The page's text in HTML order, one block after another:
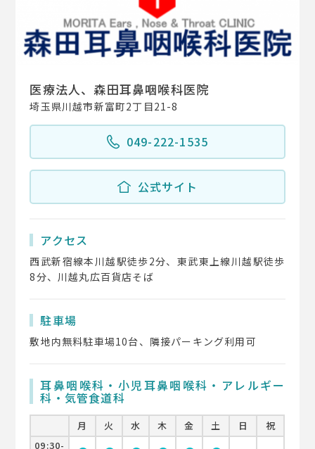
医療法人、森田耳鼻咽喉科医院
埼玉県川越市新富町2丁目21-8
049-222-1535
公式サイト
アクセス
西武新宿線本川越駅徒歩2分、東武東上線川越駅徒歩
8分、川越丸広百貨店そば
駐車場
敷地内無料駐車場10台、隣接パーキング利用可
耳鼻咽喉科・小児耳鼻咽喉科・アレルギー
科・気管食道科
月 火 水 木 金 土 日
祝
09:30-